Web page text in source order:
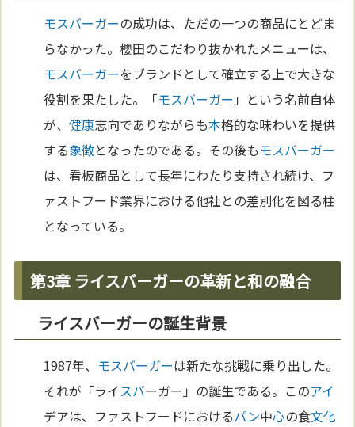
モスバーガーの成功は、ただの一つの商品にとどま
らなかった。櫻田のこだわり抜かれたメニューは、
モスバーガーをブランドとして確立する上で大きな
役割を果たした。「モスバーガー 」という名前自体
が、健康志向でありながらも本格的な味わいを提供
する象徴となったのである。その後もモスバーガー
は、看板商品として長年にわたり支持され続け、フ
ァストフード業界における他社との差別化を図る柱
となっている。
第3章 ライスバーガーの革新と和の融合
ライスバーガーの誕生背景
1987年、 モスバーガーは新たな挑戦に乗り出した。
それが「ライスバーガー」の誕生である。このアイ
デアは、ファストフードにおけるパン中心の食文化